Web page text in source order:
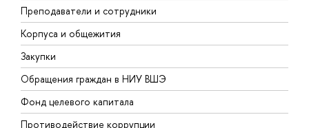
Преподаватели и сотрудники
Корпуса и общежития
Закупки
Обращения граждан в НИУ ВШЭ
Фонд целевого капитала
Противодействие коррупции